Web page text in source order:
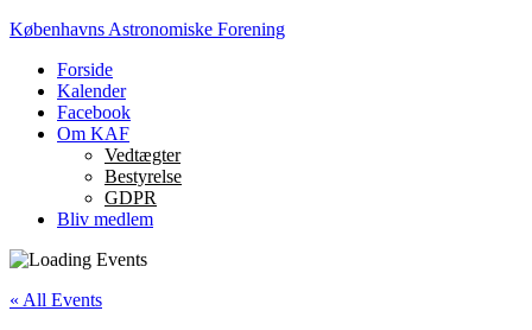
Københavns Astronomiske Forening
Forside
Kalender
Facebook
Om KAF
Vedtægter
Bestyrelse
GDPR
Bliv medlem
Interessefællesskab
netværk
« All Events